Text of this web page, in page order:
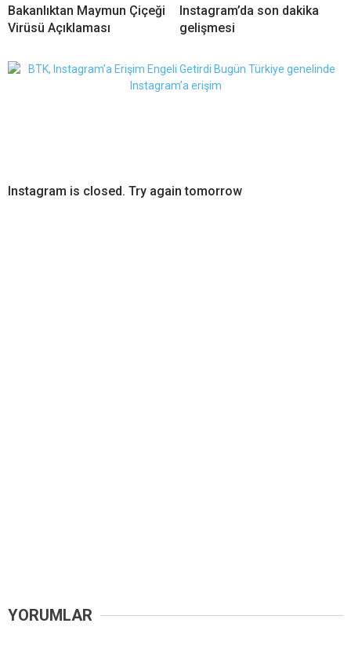
Bakanlıktan Maymun Çiçeği
Virüsü Açıklaması
Instagram’da son dakika
gelişmesi
Instagram is closed. Try again tomorrow
YORUMLAR